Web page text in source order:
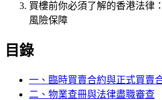
買樓前你必須了解的香港法律
風險保障
目錄
一、臨時買賣合約與正式買賣
二、物業查冊與法律盡職審查